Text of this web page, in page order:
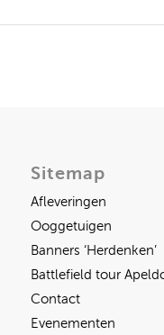
Sitemap
Afleveringen
Ooggetuigen
Banners ‘Herdenken’
Battlefield tour
Contact
Evenementen